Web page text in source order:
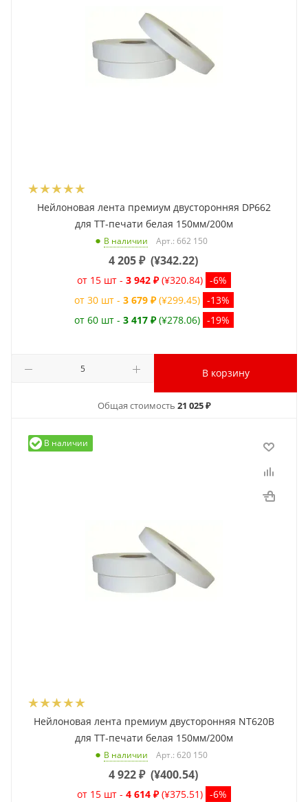
Нейлоновая лента премиум двусторонняя DP662
для ТТ-печати белая 150мм/200м
В наличии Арт.: 662 150
4 205₽ (¥342.22)
от 15 шт - 3 942 ₽ (¥320.84) -6%
от 30 шт - 3 679 ₽ (¥299.45) -13%
от 60 шт - 3 417 ₽ (¥278.06) -19%
В корзину
Общая стоимость 21 025 ₽
В наличии
Нейлоновая лента премиум двусторонняя NT620B
для ТТ-печати белая 150мм/200м
В наличии Арт.: 620 150
4 922₽ (¥400.54)
от 15 шт - 4 614 ₽ (¥375.51) -6%